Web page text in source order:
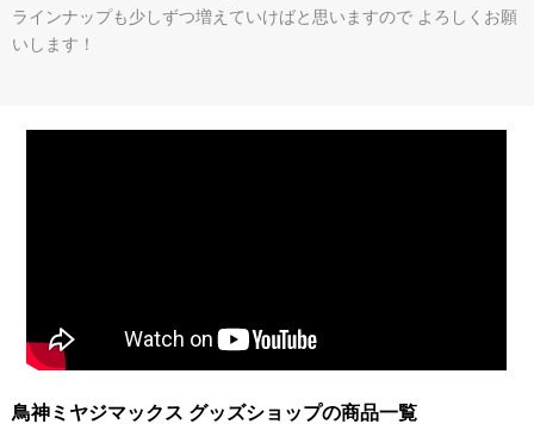
ラインナップも少しずつ増えていけばと思いますので よろしくお願
いします！
鳥神ミヤジマックス グッズショップの商品一覧